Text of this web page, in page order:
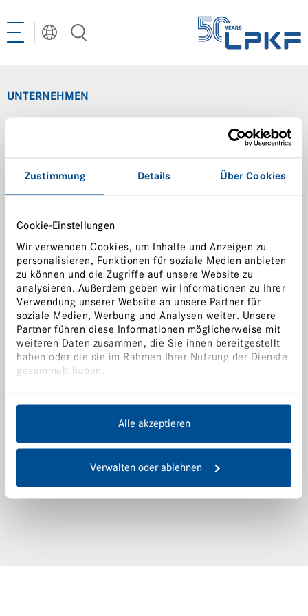
Zustimmung Details Über Cookies
Cookie-Einstellungen
Wir verwenden Cookies, um Inhalte und Anzeigen zu
personalisieren, Funktionen für soziale Medien anbieten
zu können und die Zugriffe auf unsere Website zu
analysieren. Außerdem geben wir Informationen zu Ihrer
Verwendung unserer Website an unsere Partner für
soziale Medien, Werbung und Analysen weiter. Unsere
Partner führen diese Informationen möglicherweise mit
weiteren Daten zusammen, die Sie ihnen bereitgestellt
haben oder die sie im Rahmen Ihrer Nutzung der Dienste
gesammelt haben.
Alle akzeptieren
Verwalten oder ablehnen
Sprache auswählen
CN | 中文
DE | Deutsch
EN | English
KR | 한국어²
JP | 日本語
LPKF Niederlassungen
LPKF China
LPKF Korea
LPKF North America
UNTERNEHMEN
Compliance Management
Qualitätsmanagement
LPKF Webinare
Terms of Use
Terms & Conditions of Purchasing
Lieferbedingungen
Servicebedingungen
Legal Notices
Privacy Statement